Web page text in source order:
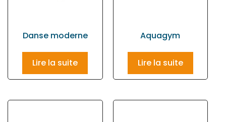
Danse moderne
Lire la suite
Aquagym
Lire la suite